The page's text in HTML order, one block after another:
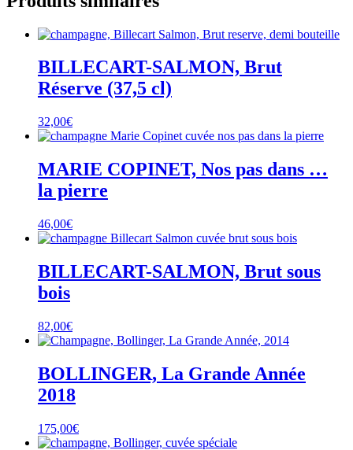
BILLECART-SALMON, Brut
Réserve (37,5 cl)
32,00€
MARIE COPINET, Nos pas dans …
la pierre
46,00€
BILLECART-SALMON, Brut sous
bois
82,00€
BOLLINGER, La Grande Année
2018
175,00€